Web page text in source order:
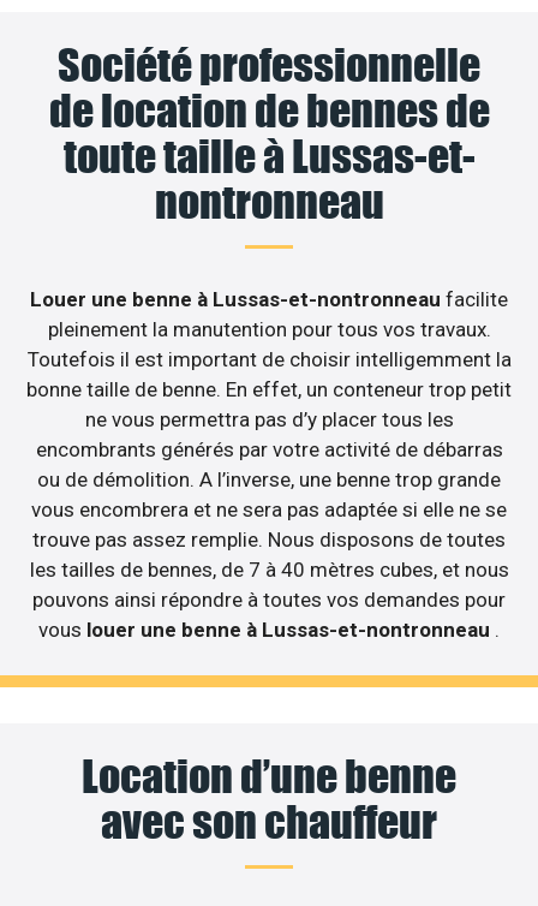
Société professionnelle
de location de bennes de
toute taille à Lussas-et-
nontronneau
Louer une benne à Lussas-et-nontronneau facilite
pleinement la manutention pour tous vos travaux.
Toutefois il est important de choisir intelligemment la
bonne taille de benne. En effet, un conteneur trop petit
ne vous permettra pas d’y placer tous les
encombrants générés par votre activité de débarras
ou de démolition. A l’inverse, une benne trop grande
vous encombrera et ne sera pas adaptée si elle ne se
trouve pas assez remplie. Nous disposons de toutes
les tailles de bennes, de 7 à 40 mètres cubes, et nous
pouvons ainsi répondre à toutes vos demandes pour
vous louer une benne à Lussas-et-nontronneau .
Location d’une benne
avec son chauffeur